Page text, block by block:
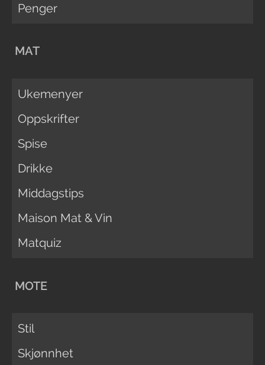
Penger
MAT
Ukemenyer
Oppskrifter
Spise
Drikke
Middagstips
Maison Mat & Vin
Matquiz
MOTE
Stil
Skjønnhet